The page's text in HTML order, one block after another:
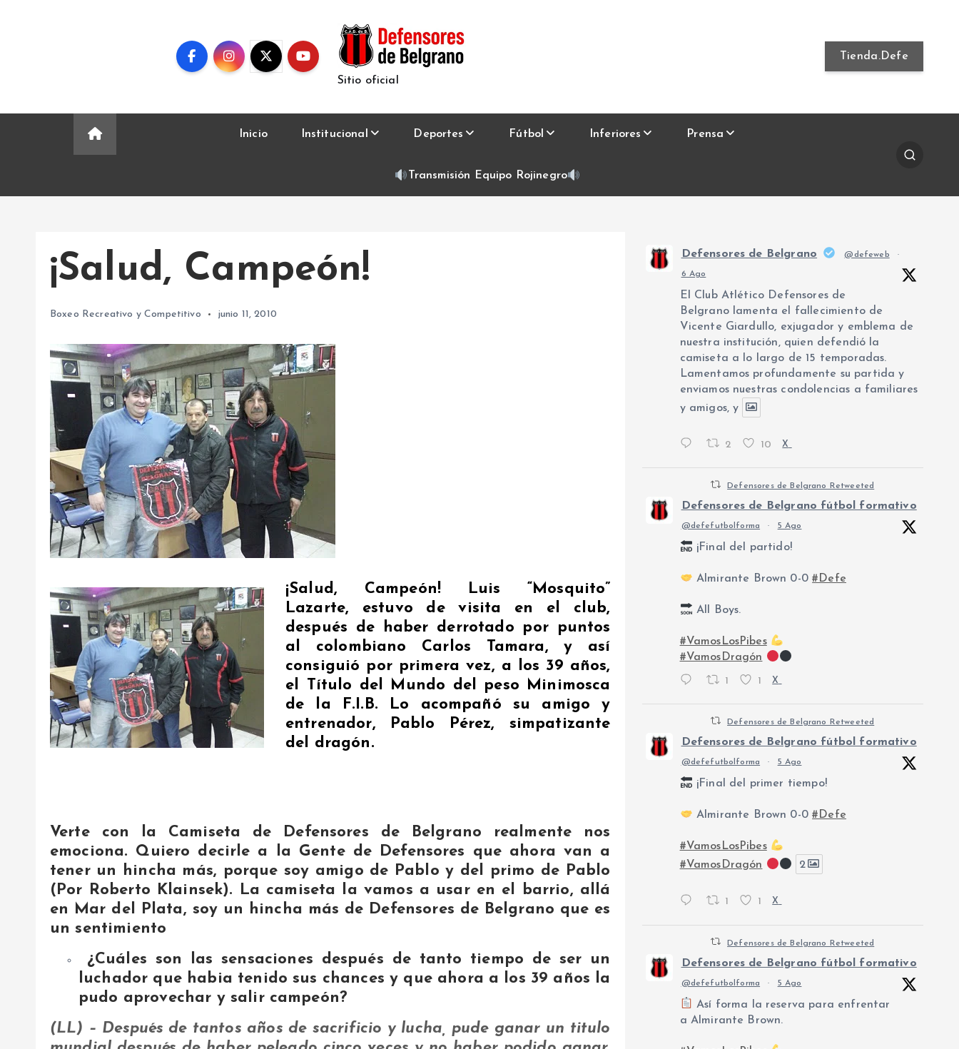
Sitio oficial
Tienda.Defe
Inicio Institucional Deportes Fútbol Inferiores Prensa
Transmisión Equipo Rojinegro
¡Salud, Campeón!
Boxeo Recreativo y Competitivo junio 11, 2010
¡Salud, Campeón! Luis “Mosquito”
Lazarte, estuvo de visita en el club,
después de haber derrotado por puntos
al colombiano Carlos Tamara, y así
consiguió por primera vez, a los 39 años,
el Título del Mundo del peso Minimosca
de la F.I.B. Lo acompañó su amigo y
entrenador, Pablo Pérez, simpatizante
del dragón.
Verte con la Camiseta de Defensores de Belgrano realmente nos
emociona. Quiero decirle a la Gente de Defensores que ahora van a
tener un hincha más, porque soy amigo de Pablo y del primo de Pablo
(Por Roberto Klainsek). La camiseta la vamos a usar en el barrio, allá
en Mar del Plata, soy un hincha más de Defensores de Belgrano que es
un sentimiento
¿Cuáles son las sensaciones después de tanto tiempo de ser un
luchador que habia tenido sus chances y que ahora a los 39 años la
pudo aprovechar y salir campeón?
(LL) – Después de tantos años de sacrificio y lucha, pude ganar un titulo
Defensores de Belgrano @defeweb ·
6 Ago
El Club Atlético Defensores de
Belgrano lamenta el fallecimiento de
Vicente Giardullo, exjugador y emblema de
nuestra institución, quien defendió la
camiseta a lo largo de 15 temporadas.
Lamentamos profundamente su partida y
enviamos nuestras condolencias a familiares
y amigos, y
2 10 X
Defensores de Belgrano Retweeted
Defensores de Belgrano fútbol formativo
@defefutbolforma · 5 Ago
¡Final del partido!
Almirante Brown 0-0#Defe
All Boys.
#VamosLosPibes
#VamosDragón
1 1 X
Defensores de Belgrano Retweeted
Defensores de Belgrano fútbol formativo
@defefutbolforma · 5 Ago
¡Final del primer tiempo!
Almirante Brown 0-0#Defe
#VamosLosPibes
#VamosDragón
2
1 1 X
Defensores de Belgrano Retweeted
Defensores de Belgrano fútbol formativo
@defefutbolforma · 5 Ago
Así forma la reserva para enfrentar
a Almirante Brown.